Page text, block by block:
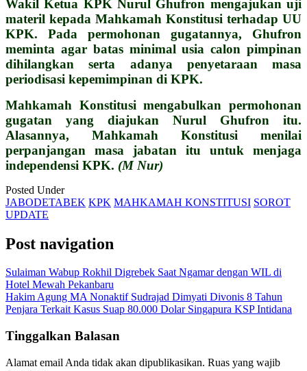
Wakil Ketua KPK Nurul Ghufron mengajukan uji
materil kepada Mahkamah Konstitusi terhadap UU
KPK. Pada permohonan gugatannya, Ghufron
meminta agar batas minimal usia calon pimpinan
dihilangkan serta adanya penyetaraan masa
periodisasi kepemimpinan di KPK.
Mahkamah Konstitusi mengabulkan permohonan
gugatan yang diajukan Nurul Ghufron itu.
Alasannya, Mahkamah Konstitusi menilai
perpanjangan masa jabatan itu untuk menjaga
independensi KPK. (M Nur)
Posted Under
JABODETABEK KPK MAHKAMAH KONSTITUSI SOROT
UPDATE
Post navigation
Sulaiman Wabup Rokhil Digrebek Saat Ngamar dengan WIL di
Hotel Mewah Pekanbaru
Hakim Agung MA Nonaktif Sudrajad Dimyati Divonis 8 Tahun
Penjara Terkait Kasus Suap 80.000 Dolar Singapura KSP Intidana
Tinggalkan Balasan
Alamat email Anda tidak akan dipublikasikan. Ruas yang wajib